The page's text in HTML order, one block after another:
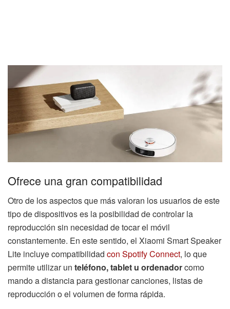
Ofrece una gran compatibilidad
Otro de los aspectos que más valoran los usuarios de este
tipo de dispositivos es la posibilidad de controlar la
reproducción sin necesidad de tocar el móvil
constantemente. En este sentido, el Xiaomi Smart Speaker
Lite incluye compatibilidad con Spotify Connect, lo que
permite utilizar un teléfono, tablet u ordenadorcomo
mando a distancia para gestionar canciones, listas de
reproducción o el volumen de forma rápida.